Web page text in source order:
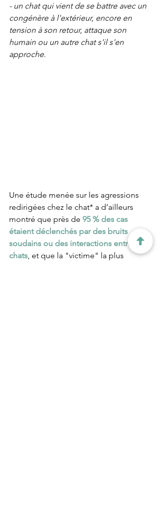
- un chat qui vient de se battre avec un
congénère à l'extérieur, encore en
tension à son retour, attaque son
humain ou un autre chat s'il s'en
approche.
Une étude menée sur les agressions
redirigées chez le chat* a d’ailleurs
montré que près de 95 % des cas
étaient déclenchés par des bruits
soudains ou des interactions entre
chats, et que la "victime" la plus